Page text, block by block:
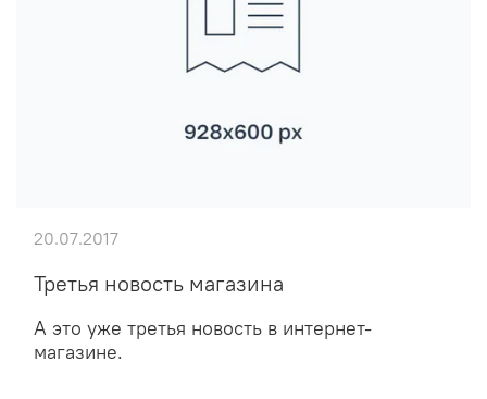
Третья новость магазина
А это уже третья новость в интернет-
магазине.
20.07.2017